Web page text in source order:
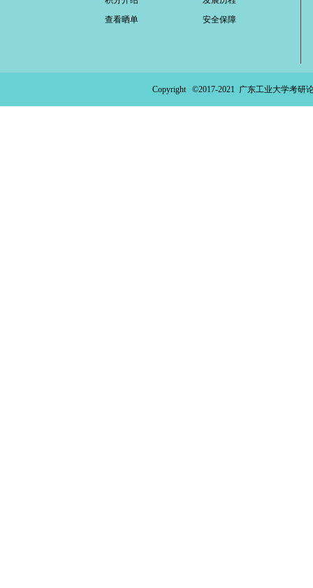
查看晒单
安全保障
Copyright ©2017-2021 广东工业大学考研